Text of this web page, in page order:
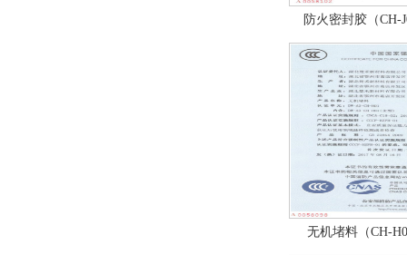
防火密封胶（CH-
无机堵料（CH-